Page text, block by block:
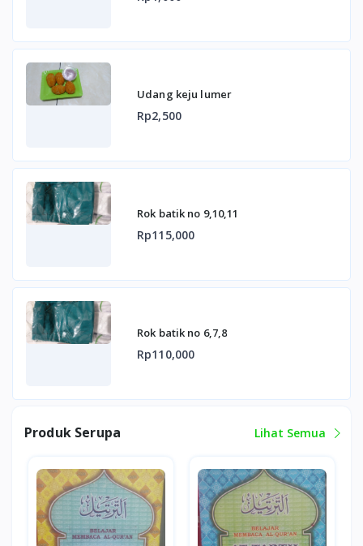
Udang keju lumer
Rp2,500
Rok batik no 9,10,11
Rp115,000
Rok batik no 6,7,8
Rp110,000
Produk Serupa Lihat Semua